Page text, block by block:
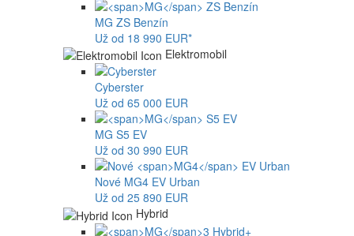
MG ZS Benzín
Už od 18 990 EUR*
Elektromobil
Cyberster
Už od 65 000 EUR
MG S5 EV
Už od 30 990 EUR
Nové MG4 EV Urban
Už od 25 890 EUR
Hybrid